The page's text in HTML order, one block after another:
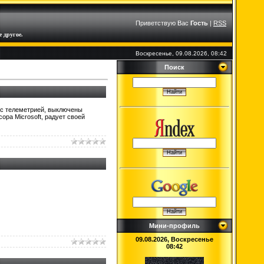
Приветствую Вас Гость|RSS
Воскресенье, 09.08.2026, 08:42
телеметрией, выключены
Microsoft, радует своей
Поиск
Мини-профиль
09.08.2026, Воскресенье
08:42